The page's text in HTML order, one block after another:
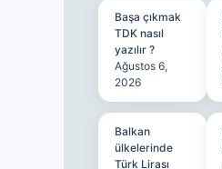
Başa çıkmak
TDK nasıl
yazılır ?
Ağustos 6,
2026
Balkan
ülkelerinde
Türk Lirası